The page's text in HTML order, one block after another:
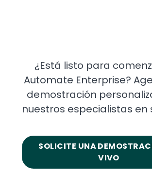
¿Está listo para
Automate Enterprise?
demostración
nuestros especialistas en
SOLICITE UNA
VIVO